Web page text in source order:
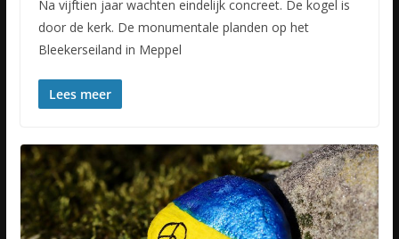
Na vijftien jaar wachten eindelijk concreet. De kogel is
door de kerk. De monumentale planden op het
Bleekerseiland in Meppel
Lees meer